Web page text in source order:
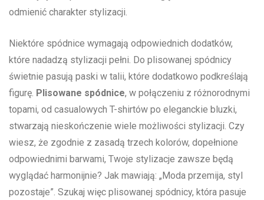
odmienić ‍charakter stylizacji.
Niektóre spódnice wymagają​ odpowiednich dodatków,
które nadadzą‍ stylizacji ⁢pełni. Do​ plisowanej spódnicy
⁣świetnie pasują paski w talii, które dodatkowo podkreślają
figurę. Plisowane spódnice,‌ w połączeniu z⁢ różnorodnymi
topami,‌ od ​casualowych T-shirtów po eleganckie bluzki,
stwarzają‍ nieskończenie wiele możliwości stylizacji. Czy
wiesz, ‌że zgodnie z zasadą trzech ​kolorów, dopełnione
odpowiednimi barwami, Twoje stylizacje zawsze będą
wyglądać harmonijnie? Jak mawiają: „Moda ‌przemija, styl
pozostaje”. Szukaj więc​ plisowanej spódnicy, która ​pasuje